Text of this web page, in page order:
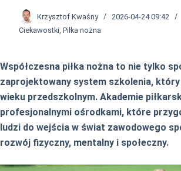
Krzysztof Kwaśny
2026-04-24 09:42
Ciekawostki, Piłka nożna
Współczesna piłka nożna to nie tylko
zaprojektowany system szkolenia,
wieku przedszkolnym. Akademie
profesjonalnymi ośrodkami, które
ludzi do wejścia w świat zawodowego
rozwój fizyczny, mentalny i społeczny.